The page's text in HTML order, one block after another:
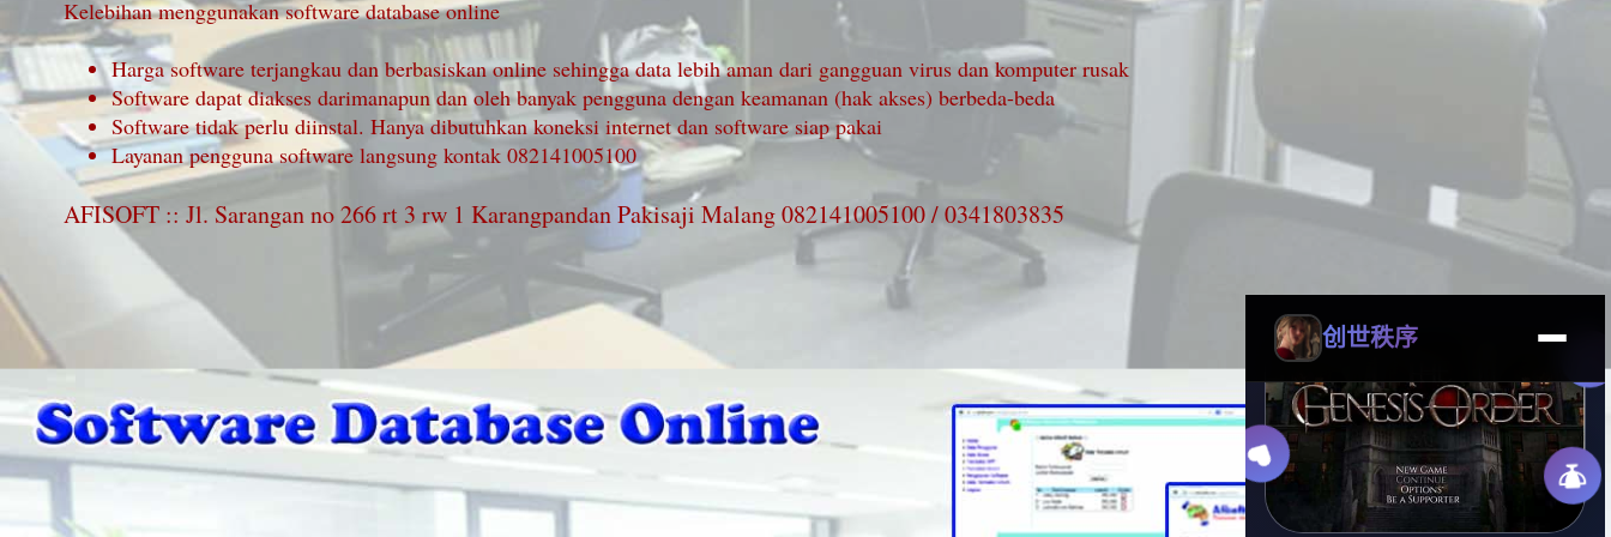
Kelebihan menggunakan software database online
Harga software terjangkau dan berbasiskan online sehingga data lebih aman dari gangguan virus dan komputer rusak
Software dapat diakses darimanapun dan oleh banyak pengguna dengan keamanan (hak akses) berbeda-beda
Software tidak perlu diinstal. Hanya dibutuhkan koneksi internet dan software siap pakai
Layanan pengguna software langsung kontak 082141005100
AFISOFT :: Jl. Sarangan no 266 rt 3 rw 1 Karangpandan Pakisaji Malang 082141005100 / 0341803835